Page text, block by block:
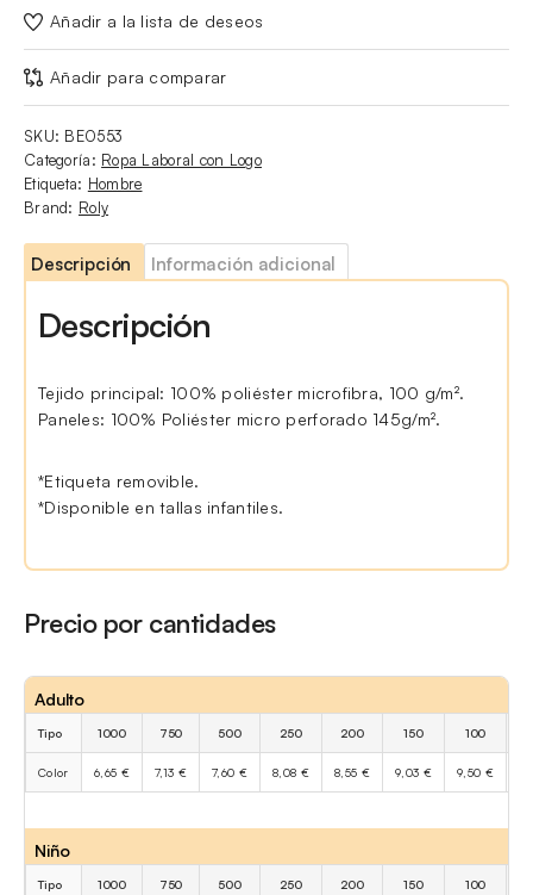
Añadir a la lista de deseos
Añadir para comparar
SKU: BE0553
Categoría: Ropa Laboral con Logo
Etiqueta: Hombre
Brand: Roly
Descripción Información adicional
Descripción
Tejido principal: 100% poliéster microfibra, 100 g/m².
Paneles: 100% Poliéster micro perforado 145g/m².
*Etiqueta removible.
*Disponible en tallas infantiles.
Precio por cantidades
Adulto
Tipo 1000 750 500 250 200 150 100
Color 6,65 € 7,13 € 7,60 € 8,08 € 8,55 € 9,03 € 9,50 €
Niño
Tipo 1000 750 500 250 200 150 100